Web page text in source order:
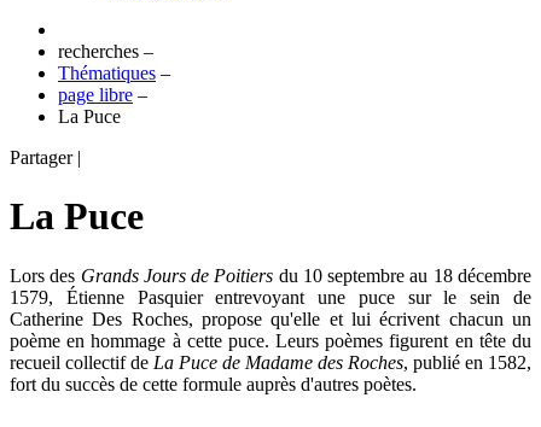
recherches –
Thématiques –
page libre –
La Puce
Partager |
La Puce
Lors des Grands Jours de Poitiers du 10 septembre au 18 décembre
1579, Étienne Pasquier entrevoyant une puce sur le sein de
Catherine Des Roches, propose qu'elle et lui écrivent chacun un
poème en hommage à cette puce. Leurs poèmes figurent en tête du
recueil collectif de La Puce de Madame des Roches, publié en 1582,
fort du succès de cette formule auprès d'autres poètes.